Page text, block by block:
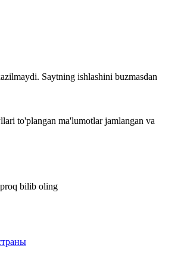
Saytning ishlashini buzmasdan
to'plangan ma'lumotlar jamlangan va
bilib oling